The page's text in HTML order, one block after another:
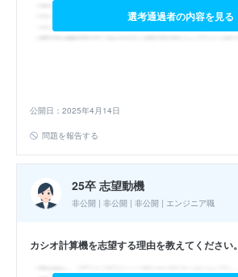
選考通過者の内容を見る
公開日：2025年4月14日
問題を報告する
25卒 志望動機
非公開 | 非公開 | 非公開 | エンジニア職
カシオ計算機を志望する理由を教えてください。